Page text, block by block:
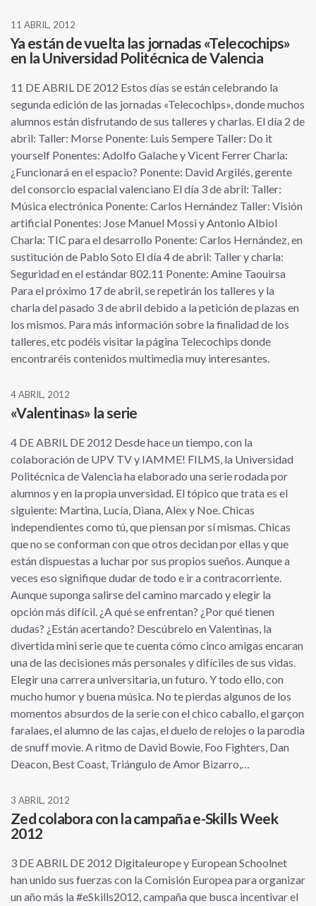
11 ABRIL, 2012
Ya están de vuelta las jornadas «Telecochips»
en la Universidad Politécnica de Valencia
11 DE ABRIL DE 2012 Estos días se están celebrando la
segunda edición de las jornadas «Telecochips», donde muchos
alumnos están disfrutando de sus talleres y charlas. El día 2 de
abril: Taller: Morse Ponente: Luis Sempere Taller: Do it
yourself Ponentes: Adolfo Galache y Vicent Ferrer Charla:
¿Funcionará en el espacio? Ponente: David Argilés, gerente
del consorcio espacial valenciano El día 3 de abril: Taller:
Música electrónica Ponente: Carlos Hernández Taller: Visión
artificial Ponentes: Jose Manuel Mossi y Antonio Albiol
Charla: TIC para el desarrollo Ponente: Carlos Hernández, en
sustitución de Pablo Soto El día 4 de abril: Taller y charla:
Seguridad en el estándar 802.11 Ponente: Amine Taouirsa
Para el próximo 17 de abril, se repetirán los talleres y la
charla del pasado 3 de abril debido a la petición de plazas en
los mismos. Para más información sobre la finalidad de los
talleres, etc podéis visitar la página Telecochips donde
encontraréis contenidos multimedia muy interesantes.
4 ABRIL, 2012
«Valentinas» la serie
4 DE ABRIL DE 2012 Desde hace un tiempo, con la
colaboración de UPV TV y IAMME! FILMS, la Universidad
Politécnica de Valencia ha elaborado una serie rodada por
alumnos y en la propia unversidad. El tópico que trata es el
siguiente: Martina, Lucía, Diana, Alex y Noe. Chicas
independientes como tú, que piensan por sí mismas. Chicas
que no se conforman con que otros decidan por ellas y que
están dispuestas a luchar por sus propios sueños. Aunque a
veces eso signifique dudar de todo e ir a contracorriente.
Aunque suponga salirse del camino marcado y elegir la
opción más difícil. ¿A qué se enfrentan? ¿Por qué tienen
dudas? ¿Están acertando? Descúbrelo en Valentinas, la
divertida mini serie que te cuenta cómo cinco amigas encaran
una de las decisiones más personales y difíciles de sus vidas.
Elegir una carrera universitaria, un futuro. Y todo ello, con
mucho humor y buena música. No te pierdas algunos de los
momentos absurdos de la serie con el chico caballo, el garçon
faralaes, el alumno de las cajas, el duelo de relojes o la parodia
de snuff movie. A ritmo de David Bowie, Foo Fighters, Dan
Deacon, Best Coast, Triángulo de Amor Bizarro,…
3 ABRIL, 2012
Zed colabora con la campaña e-Skills Week
2012
3 DE ABRIL DE 2012 Digitaleurope y European Schoolnet
han unido sus fuerzas con la Comisión Europea para organizar
un año más la #eSkills2012, campaña que busca incentivar el